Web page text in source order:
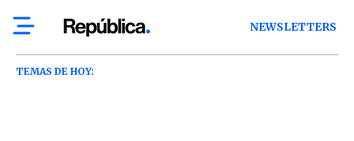
NEWSLETTERS
TEMAS DE HOY: